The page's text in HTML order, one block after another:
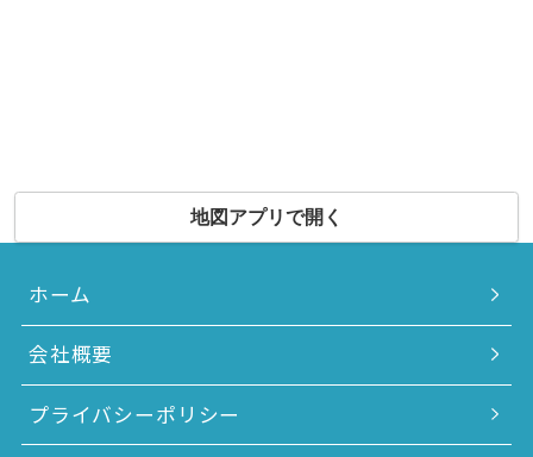
地図アプリで開く
ホーム
会社概要
プライバシーポリシー